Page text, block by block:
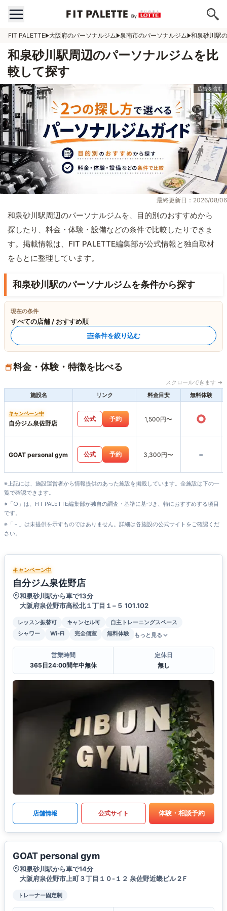
FIT PALETTE 大阪府のパーソナルジム 泉南市のパーソナルジム 和泉砂川駅
和泉砂川駅周辺のパーソナルジムを比
較して探す
最終更新日：2026/08/06
和泉砂川駅周辺のパーソナルジムを、目的別のおすすめから
探したり、料金・体験・設備などの条件で比較したりできま
す。掲載情報は、FIT PALETTE編集部が公式情報と独自取材
をもとに整理しています。
和泉砂川駅のパーソナルジムを条件から探す
現在の条件
すべての店舗 / おすすめ順
条件を絞り込む
料金・体験・特徴を比べる
スクロールできます →
施設名
リンク 料金目安 無料体験
キャンペーン中
自分ジム泉佐野店
公式 予約 1,500円〜 ○
GOAT personal gym 公式 予約 3,300円〜 -
※上記には、施設運営者から情報提供のあった施設を掲載しています。全施設は下の一
覧で確認できます。
※「○」は、FIT PALETTE編集部が独自の調査・基準に基づき、特におすすめする項目
です。
※「－」は未提供を示すものではありません。詳細は各施設の公式サイトをご確認くだ
さい。
キャンペーン中
自分ジム泉佐野店
和泉砂川駅から車で13分
大阪府泉佐野市高松北１丁目１−５ 101.102
レッスン振替可 キャンセル可
自主トレーニングスペース
シャワー
Wi-Fi 完全個室 無料体験 もっと見る
営業時間
365日24:00間年中無休
定休日
無し
店舗情報 公式サイト 体験・相談予約
GOAT personal gym
和泉砂川駅から車で14分
大阪府泉佐野市上町３丁目１０-１２ 泉佐野近畿ビル 2Ｆ
トレーナー固定制